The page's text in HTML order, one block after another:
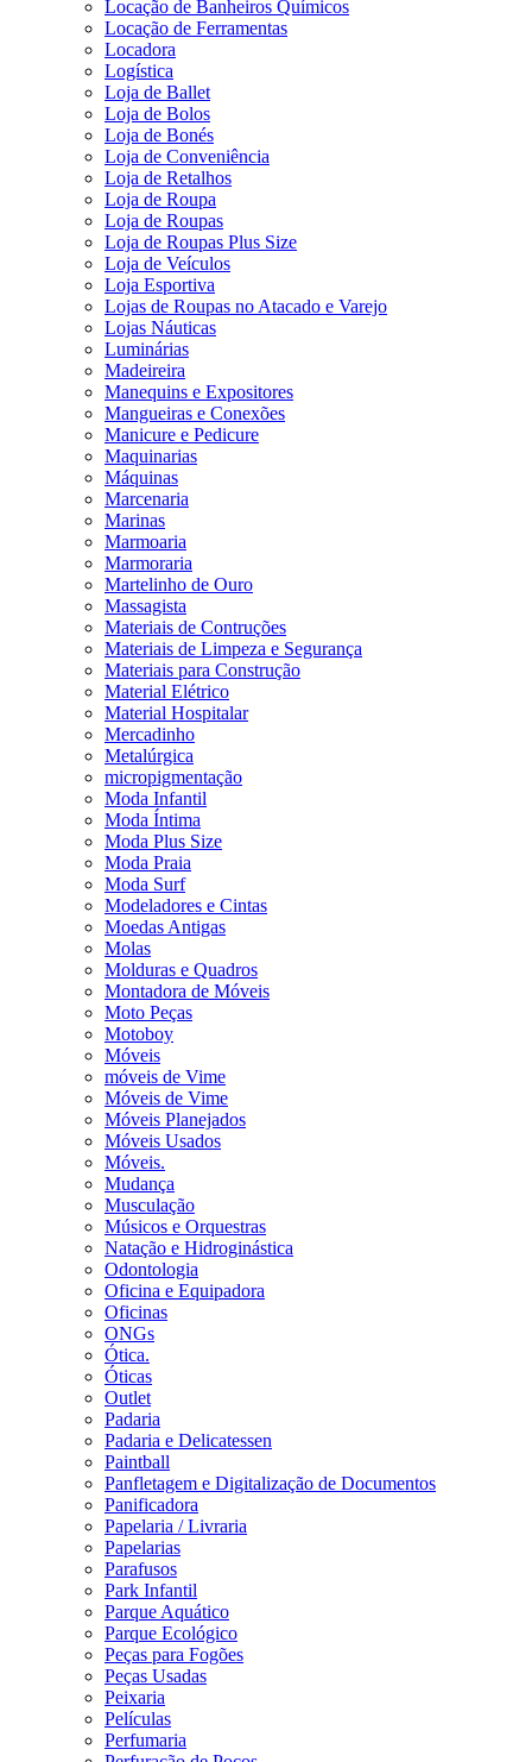
Locação de Banheiros Químicos
Locação de Ferramentas
Locadora
Logística
Loja de Ballet
Loja de Bolos
Loja de Bonés
Loja de Conveniência
Loja de Retalhos
Loja de Roupa
Loja de Roupas
Loja de Roupas Plus Size
Loja de Veículos
Loja Esportiva
Lojas de Roupas no Atacado e Varejo
Lojas Náuticas
Luminárias
Madeireira
Manequins e Expositores
Mangueiras e Conexões
Manicure e Pedicure
Maquinarias
Máquinas
Marcenaria
Marinas
Marmoaria
Marmoraria
Martelinho de Ouro
Massagista
Materiais de Contruções
Materiais de Limpeza e Segurança
Materiais para Construção
Material Elétrico
Material Hospitalar
Mercadinho
Metalúrgica
micropigmentação
Moda Infantil
Moda Íntima
Moda Plus Size
Moda Praia
Moda Surf
Modeladores e Cintas
Moedas Antigas
Molas
Molduras e Quadros
Montadora de Móveis
Moto Peças
Motoboy
Móveis
móveis de Vime
Móveis de Vime
Móveis Planejados
Móveis Usados
Móveis.
Mudança
Musculação
Músicos e Orquestras
Natação e Hidroginástica
Odontologia
Oficina e Equipadora
Oficinas
ONGs
Ótica.
Óticas
Outlet
Padaria
Padaria e Delicatessen
Paintball
Panfletagem e Digitalização de Documentos
Panificadora
Papelaria / Livraria
Papelarias
Parafusos
Park Infantil
Parque Aquático
Parque Ecológico
Peças para Fogões
Peças Usadas
Peixaria
Películas
Perfumaria